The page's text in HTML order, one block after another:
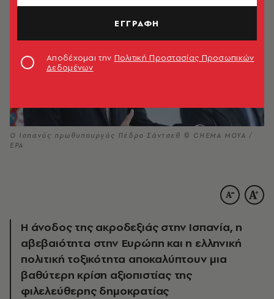
Ο Ισπανός πρωθυπουργός Πέδρο Σάντσεθ © CHEMA MOYA /
EPA
Η άνοδος της ακροδεξιάς στην Ισπανία, η
αβεβαιότητα στην Ευρώπη και η ελληνική
πολιτική τοξικότητα αποκαλύπτουν μια
βαθύτερη κρίση αξιοπιστίας της
φιλελεύθερης δημοκρατίας
ΕΓΓΡΑΦΗ
Αποδέχομαι την Πολιτική Προστασίας Προσωπικών
Δεδομένων